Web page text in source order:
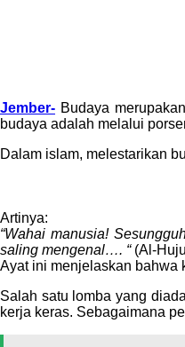
Jember- Budaya
budaya adalah melalui
Dalam islam, melestarikan
Artinya:
“Wahai manusia!
saling mengenal…. “(Al-
Ayat ini menjelaskan bahwa
Salah satu lomba yang
kerja keras. Sebagaimana